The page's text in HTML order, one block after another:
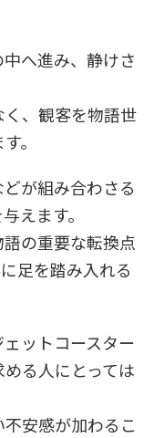
へ進み、静けさ
、観客を物語世
。
が組み合わさる
えます。
の重要な転換点
足を踏み入れる
ットコースター
る人にとっては
安感が加わるこ